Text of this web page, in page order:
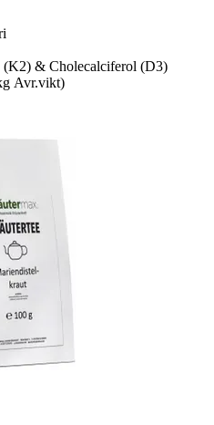
& Cholecalciferol (D3)
Avr.vikt)